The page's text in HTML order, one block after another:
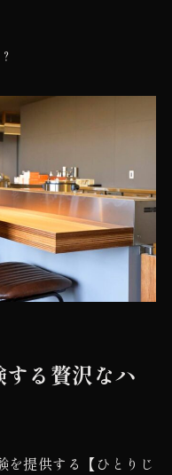
る贅沢なハ
を提供する【ひとりじ